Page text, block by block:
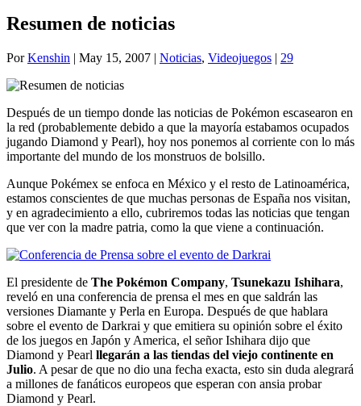
Resumen de noticias
PorKenshin | May 15, 2007 | Noticias, Videojuegos | 29
Después de un tiempo donde las noticias de Pokémon escasearon en
la red (probablemente debido a que la mayoría estabamos ocupados
jugando Diamond y Pearl), hoy nos ponemos al corriente con lo más
importante del mundo de los monstruos de bolsillo.
Aunque Pokémex se enfoca en México y el resto de Latinoamérica,
estamos conscientes de que muchas personas de España nos visitan,
y en agradecimiento a ello, cubriremos todas las noticias que tengan
que ver con la madre patria, como la que viene a continuación.
El presidente de The Pokémon Company, Tsunekazu Ishihara,
reveló en una conferencia de prensa el mes en que saldrán las
versiones Diamante y Perla en Europa. Después de que hablara
sobre el evento de Darkrai y que emitiera su opinión sobre el éxito
de los juegos en Japón y America, el señor Ishihara dijo que
Diamond y Pearl llegarán a las tiendas del viejo continente en
Julio. A pesar de que no dio una fecha exacta, esto sin duda alegrará
a millones de fanáticos europeos que esperan con ansia probar
Diamond y Pearl.